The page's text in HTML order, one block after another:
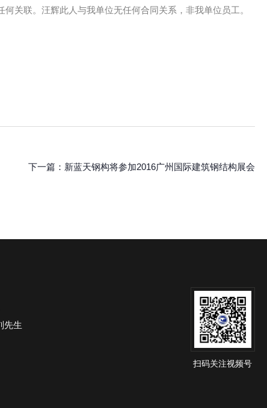
关联。汪辉此人与我单位无任何合同关系，非我单位员工。
下一篇： 新蓝天钢构将参加2016广州国际建筑钢结构展会
先生
扫码关注视频号